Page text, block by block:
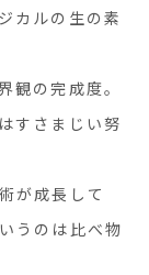
カルの生の素
観の完成度。
すさまじい努
が成長して
うのは比べ物